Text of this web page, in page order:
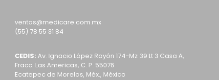
ventas@medicare.com.mx
(55) 78 55 31 84
CEDIS: Av. Ignacio López Rayón 174-Mz 39 Lt 3 Casa A,
Fracc. Las Americas, C. P. 55076
Ecatepec de Morelos, Méx., México